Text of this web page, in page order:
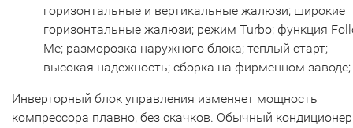
горизонтальные и вертикальные жалюзи; широкие
горизонтальные жалюзи; режим Turbo; функция
Me; разморозка наружного блока; теплый старт;
высокая надежность; сборка на фирменном заводе;
Инверторный блок управления изменяет мощность
компрессора плавно, без скачков. Обычный кондиционер